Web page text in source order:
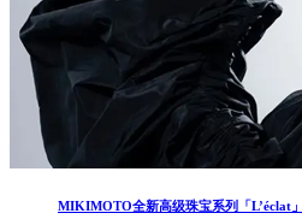
MIKIMOTO全新高级珠宝系列「L’éclat